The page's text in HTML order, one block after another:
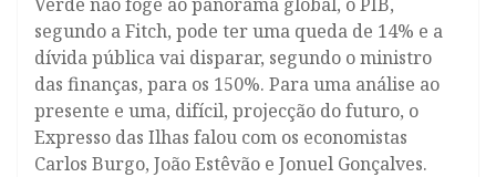
segundo a Fitch, pode ter uma queda de 14% e a
dívida pública vai disparar, segundo o ministro
das finanças, para os 150%. Para uma análise ao
presente e uma, difícil, projecção do futuro, o
Expresso das Ilhas falou com os economistas
Carlos Burgo, João Estêvão e Jonuel Gonçalves.